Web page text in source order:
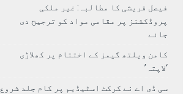
فیصل قریشی کا مطالبہ: غیر ملکی
پروڈکشنز پر مقامی مواد کو ترجیح دی
جائے
کامن ویلتھ گیمز کے اختتام پر کھلاڑی
‘لاپتہ’
سی ڈی اے نے کرکٹ اسٹیڈیم پر کام جلد شروع